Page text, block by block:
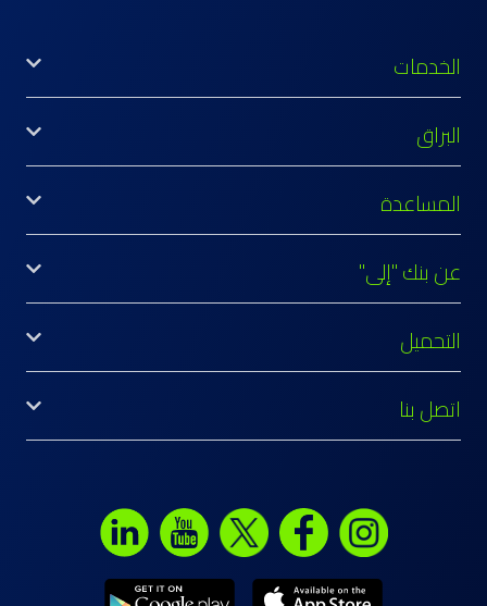
الخدمات
البراق
المساعدة
عن بنك "إلى"
التحميل
اتصل بنا